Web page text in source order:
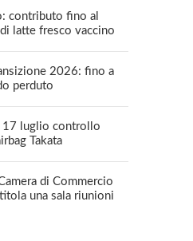
contributo fino al
latte fresco vaccino
2026: fino a
perduto
17 luglio controllo
Takata
di Commercio
una sala riunioni